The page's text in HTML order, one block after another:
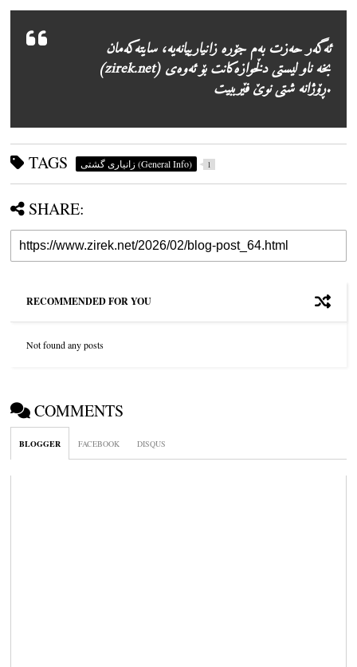
ئەگەر حەزت بەم جۆرە زانیارییانەیە، سایتەکەمان
(zirek.net) بخە ناو لیستی دڵخوازەکانت بۆ ئەوەی
ڕۆژانە شتی نوێ فێرببیت.
TAGS زانیاری گشتی (General Info) 1
SHARE:
RECOMMENDED FOR YOU
Not found any posts
COMMENTS
BLOGGER FACEBOOK DISQUS